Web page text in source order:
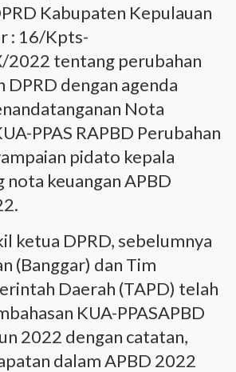
Kabupaten Kepulauan
: 16/Kpts-
2022 tentang perubahan
DPRD dengan agenda
Nota
PPAS RAPBD Perubahan
pidato kepala
keuangan APBD
ketua DPRD, sebelumnya
(Banggar) dan Tim
Daerah (TAPD) telah
KUA-PPASAPBD
2022 dengan catatan,
dalam APBD 2022